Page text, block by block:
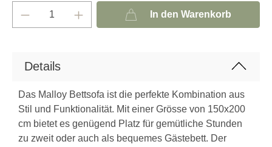
In den Warenkorb
Details
Das Malloy Bettsofa ist die perfekte Kombination aus
Stil und Funktionalität. Mit einer Grösse von 150x200
cm bietet es genügend Platz für gemütliche Stunden
zu zweit oder auch als bequemes Gästebett. Der